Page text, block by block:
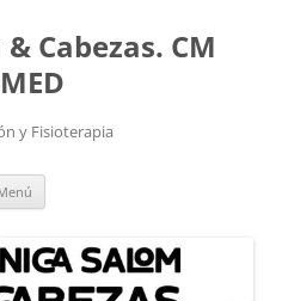
Cabezas. CM
y Fisioterapia